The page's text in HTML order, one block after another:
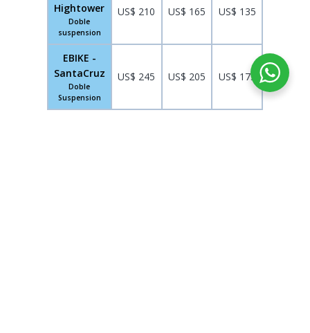
Hightower
Doble
suspension
US$ 210 US$ 165 US$ 135
EBIKE -
SantaCruz
Doble
Suspension
US$ 245 US$ 205 US$ 175